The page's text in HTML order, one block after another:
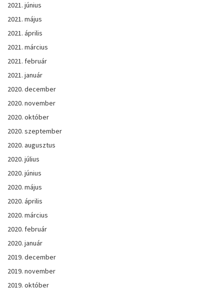
2021. június
2021. május
2021. április
2021. március
2021. február
2021. január
2020. december
2020. november
2020. október
2020. szeptember
2020. augusztus
2020. július
2020. június
2020. május
2020. április
2020. március
2020. február
2020. január
2019. december
2019. november
2019. október